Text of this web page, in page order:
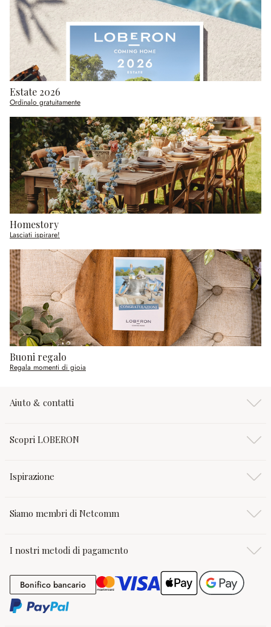
Estate 2026
Ordinalo gratuitamente
Homestory
Lasciati ispirare!
Buoni regalo
Regala momenti di gioia
Aiuto & contatti
Scopri LOBERON
Ispirazione
Siamo membri di Netcomm
I nostri metodi di pagamento
Bonifico bancarioBonifico bancario